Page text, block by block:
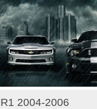
2004-2006